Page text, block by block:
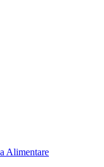
Alimentare